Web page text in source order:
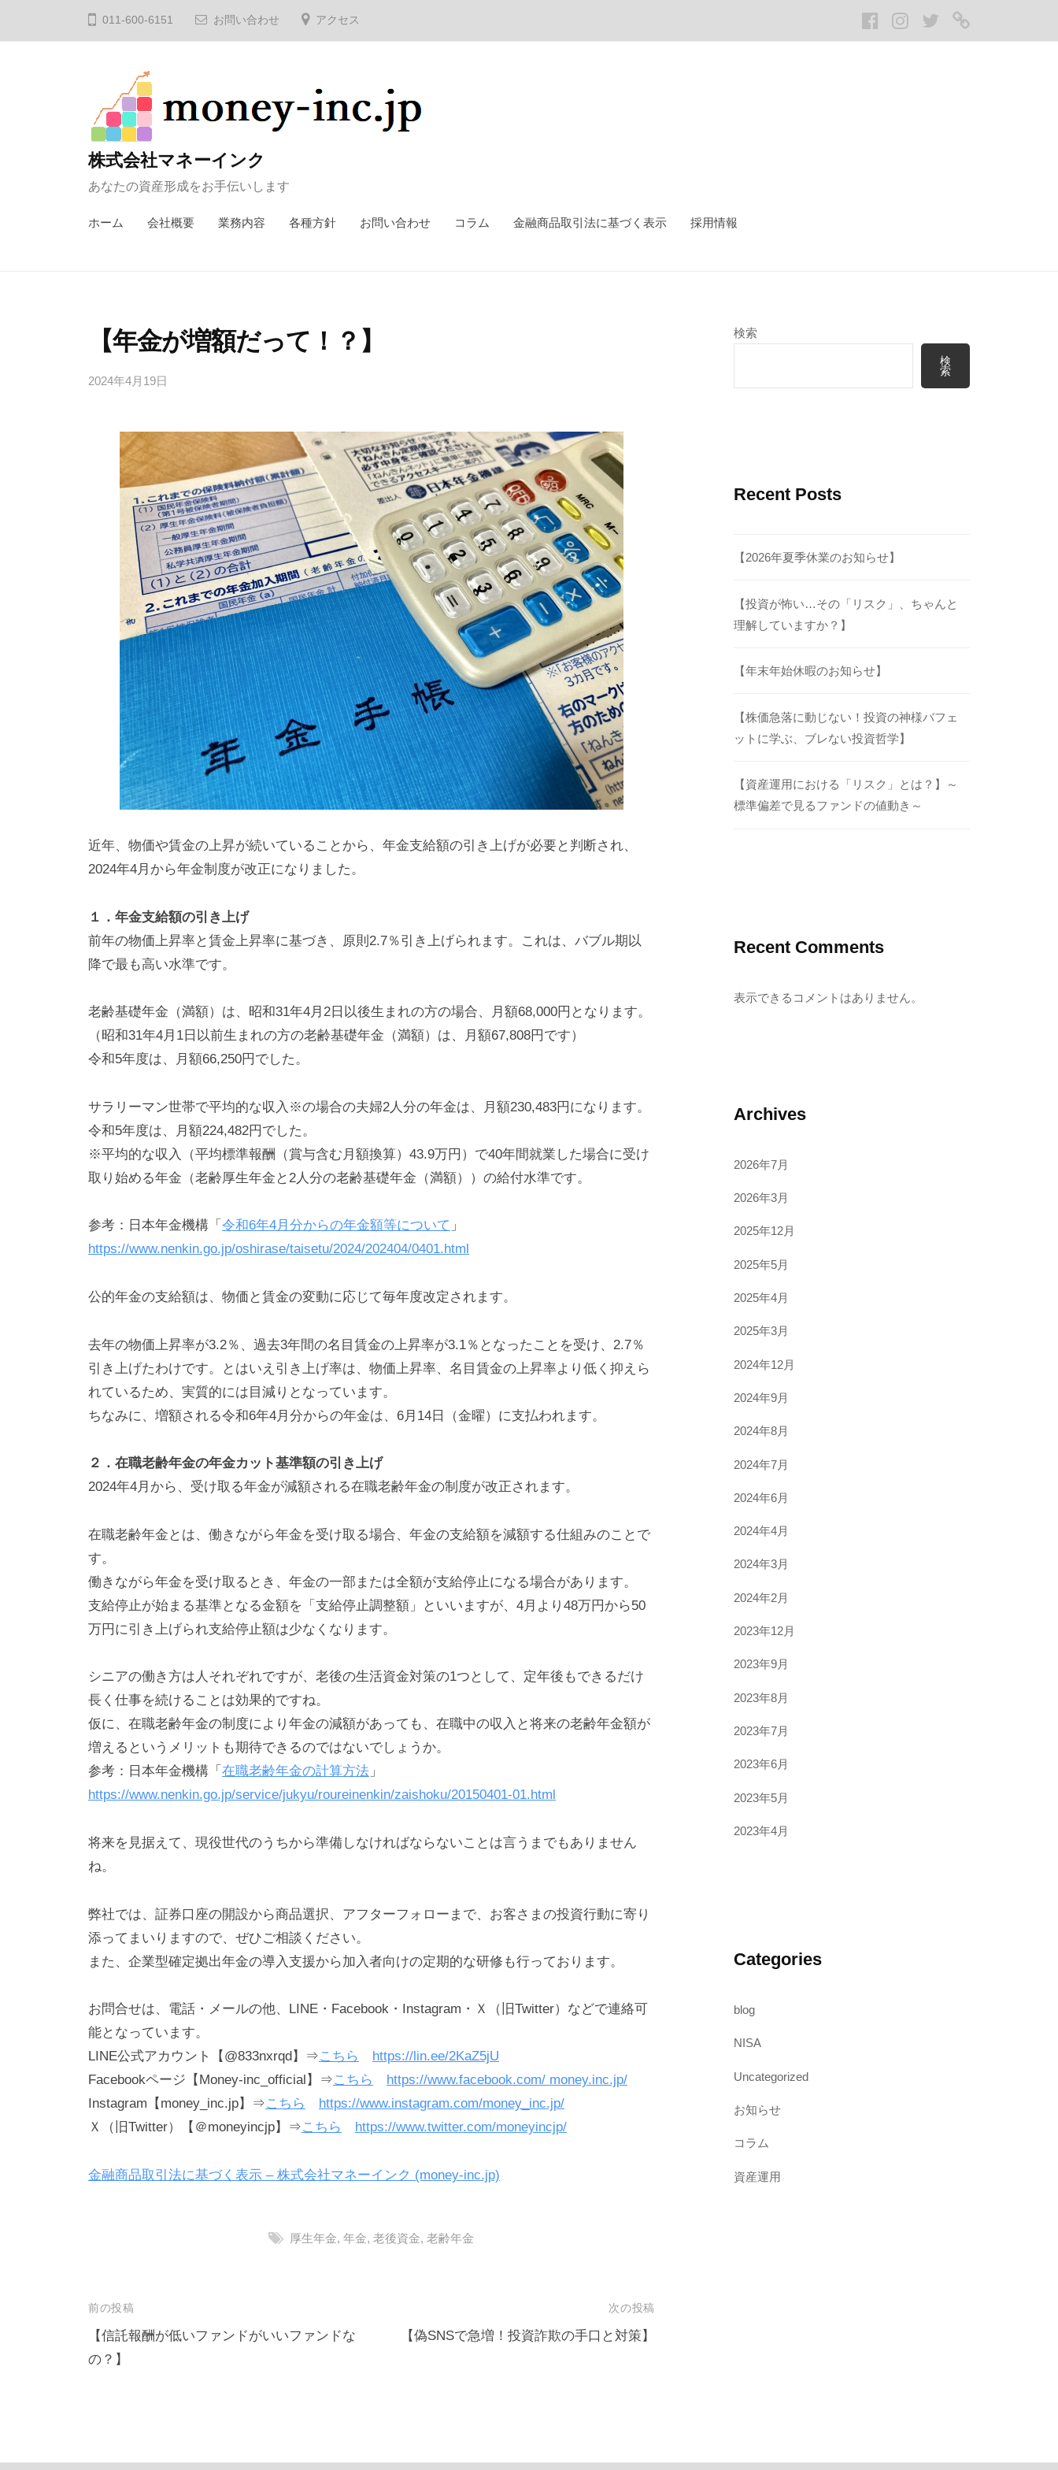
011-600-6151 お問い合わせ アクセス Facebook
Instagram
twitterLINE
株式会社マネーインク
あなたの資産形成をお手伝いします
ホーム 会社概要 業務内容 各種方針 お問い合わせ コラム 金融商品取引法に基づく表示 採用情報
【年金が増額だって！？】
2024年4月19日
f
7
7
k
4
近年、物価や賃金の上昇が続いていることから、年金支給額の引き上げが必要と判断され、
2024年4月から年金制度が改正になりました。
１．年金支給額の引き上げ
前年の物価上昇率と賃金上昇率に基づき、原則2.7％引き上げられます。これは、バブル期以
降で最も高い水準です。
老齢基礎年金（満額）は、昭和31年4月2日以後生まれの方の場合、月額68,000円となります。
（昭和31年4月1日以前生まれの方の老齢基礎年金（満額）は、月額67,808円です）
令和5年度は、月額66,250円でした。
サラリーマン世帯で平均的な収入※の場合の夫婦2人分の年金は、月額230,483円になります。
令和5年度は、月額224,482円でした。
※平均的な収入（平均標準報酬（賞与含む月額換算）43.9万円）で40年間就業した場合に受け
取り始める年金（老齢厚生年金と2人分の老齢基礎年金（満額））の給付水準です。
参考：日本年金機構「 令和6年4月分からの年金額等について 」
https://www.nenkin.go.jp/oshirase/taisetu/2024/202404/0401.html
公的年金の支給額は、物価と賃金の変動に応じて毎年度改定されます。
去年の物価上昇率が3.2％、過去3年間の名目賃金の上昇率が3.1％となったことを受け、2.7％
引き上げたわけです。とはいえ引き上げ率は、物価上昇率、名目賃金の上昇率より低く抑えら
れているため、実質的には目減りとなっています。
ちなみに、増額される令和6年4月分からの年金は、6月14日（金曜）に支払われます。
２．在職老齢年金の年金カット基準額の引き上げ
2024年4月から、受け取る年金が減額される在職老齢年金の制度が改正されます。
在職老齢年金とは、働きながら年金を受け取る場合、年金の支給額を減額する仕組みのことで
す。
働きながら年金を受け取るとき、年金の一部または全額が支給停止になる場合があります。
支給停止が始まる基準となる金額を「支給停止調整額」といいますが、4月より48万円から50
万円に引き上げられ支給停止額は少なくなります。
シニアの働き方は人それぞれですが、老後の生活資金対策の1つとして、定年後もできるだけ
長く仕事を続けることは効果的ですね。
仮に、在職老齢年金の制度により年金の減額があっても、在職中の収入と将来の老齢年金額が
増えるというメリットも期待できるのではないでしょうか。
参考：日本年金機構「 在職老齢年金の計算方法 」
https://www.nenkin.go.jp/service/jukyu/roureinenkin/zaishoku/20150401-01.html
将来を見据えて、現役世代のうちから準備しなければならないことは言うまでもありません
ね。
弊社では、証券口座の開設から商品選択、アフターフォローまで、お客さまの投資行動に寄り
添ってまいりますので、ぜひご相談ください。
また、企業型確定拠出年金の導入支援から加入者向けの定期的な研修も行っております。
お問合せは、電話・メールの他、LINE・Facebook・Instagram・Ｘ（旧Twitter）などで連絡可
能となっています。
LINE公式アカウント【@833nxrqd】⇒こちら
https://lin.ee/2KaZ5jU
Facebookページ【Money-inc_official】⇒こちら https://www.facebook.com/ money.inc.jp/
Instagram【money_inc.jp】⇒こちら
https://www.instagram.com/money_inc.jp/
Ｘ（旧Twitter）【＠moneyincjp】⇒こちら https://www.twitter.com/moneyincjp/
金融商品取引法に基づく表示 – 株式会社マネーインク (money-inc.jp)
厚生年金,年金,老後資金,老齢年金
投
稿
ナ
前の投稿
【信託報酬が低いファンドがいいファンドな
の？】
次の投稿
【偽SNSで急増！投資詐欺の手口と対策】
検索
検
索
Recent Posts
【2026年夏季休業のお知らせ】
【投資が怖い…その「リスク」、ちゃんと
理解していますか？】
【年末年始休暇のお知らせ】
【株価急落に動じない！投資の神様バフェ
ットに学ぶ、ブレない投資哲学】
【資産運用における「リスク」とは？】～
標準偏差で見るファンドの値動き～
Recent Comments
表示できるコメントはありません。
Archives
2026年7月
2026年3月
2025年12月
2025年5月
2025年4月
2025年3月
2024年12月
2024年9月
2024年8月
2024年7月
2024年6月
2024年4月
2024年3月
2024年2月
2023年12月
2023年9月
2023年8月
2023年7月
2023年6月
2023年5月
2023年4月
Categories
blog
NISA
Uncategorized
お知らせ
コラム
資産運用